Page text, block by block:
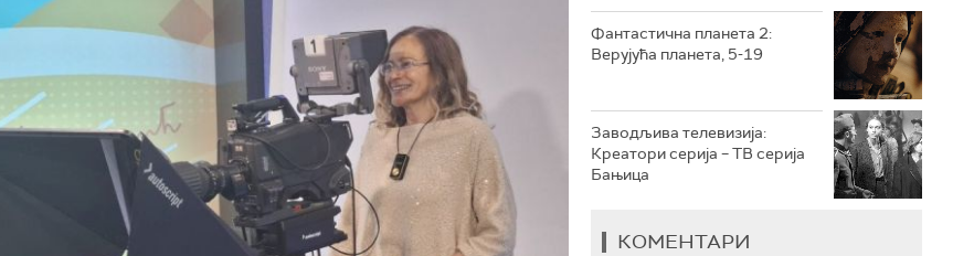
Фантастична планета 2:
Верујућа планета, 5-19
Заводљива телевизија:
Креатори серија – ТВ серија
Бањица
КОМЕНТАРИ